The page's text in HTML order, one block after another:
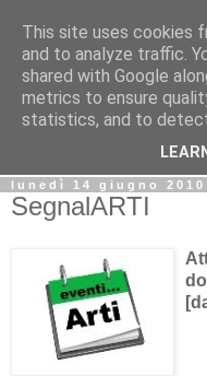
Biblio@rti
Il Blog della Biblioteca
informazioni iniziative
lunedì 14 giugno 2010
SegnalARTI
This site uses cookies
and to analyze traffic.
shared with Google
metrics to ensure
statistics, and to